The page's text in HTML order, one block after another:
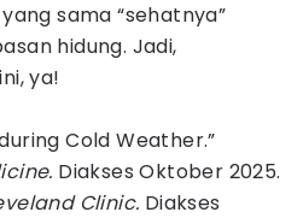
sama “sehatnya”
hidung. Jadi,
ya!
Cold Weather.”
Diakses Oktober 2025.
Clinic. Diakses